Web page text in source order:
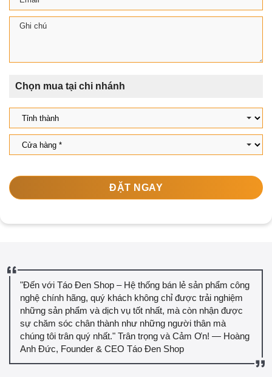
Chọn mua tại chi nhánh
ĐẶT NGAY
"Đến với Táo Đen Shop – Hệ thống bán lẻ sản phẩm công
nghệ chính hãng, quý khách không chỉ được trải nghiệm
những sản phẩm và dịch vụ tốt nhất, mà còn nhận được
sự chăm sóc chân thành như những người thân mà
chúng tôi trân quý nhất." Trân trọng và Cảm Ơn! — Hoàng
Anh Đức, Founder & CEO Táo Đen Shop